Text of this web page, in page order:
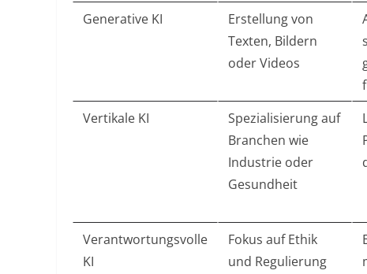
Generative KI
Erstellung von
Texten, Bildern
oder Videos
Vertikale KI
Spezialisierung auf
Branchen wie
Industrie oder
Gesundheit
Verantwortungsvolle
KI
Fokus auf Ethik
und Regulierung